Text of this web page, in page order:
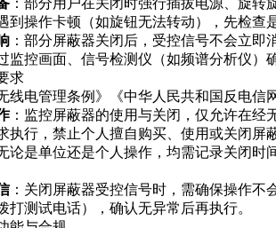
到操作卡顿（如旋钮无法转动），先检查
：部分屏蔽器关闭后，受控信号不会立
监控画面、信号检测仪（如频谱分析仪）
求​
线电管理条例》《中华人民共和国反电信
：监控屏蔽器的使用与关闭，仅允许在经
执行，禁止个人擅自购买、使用或关闭屏
论是单位还是个人操作，均需记录关闭
：关闭屏蔽器受控信号时，需确保操作不
打测试电话），确认无异常后再执行。​